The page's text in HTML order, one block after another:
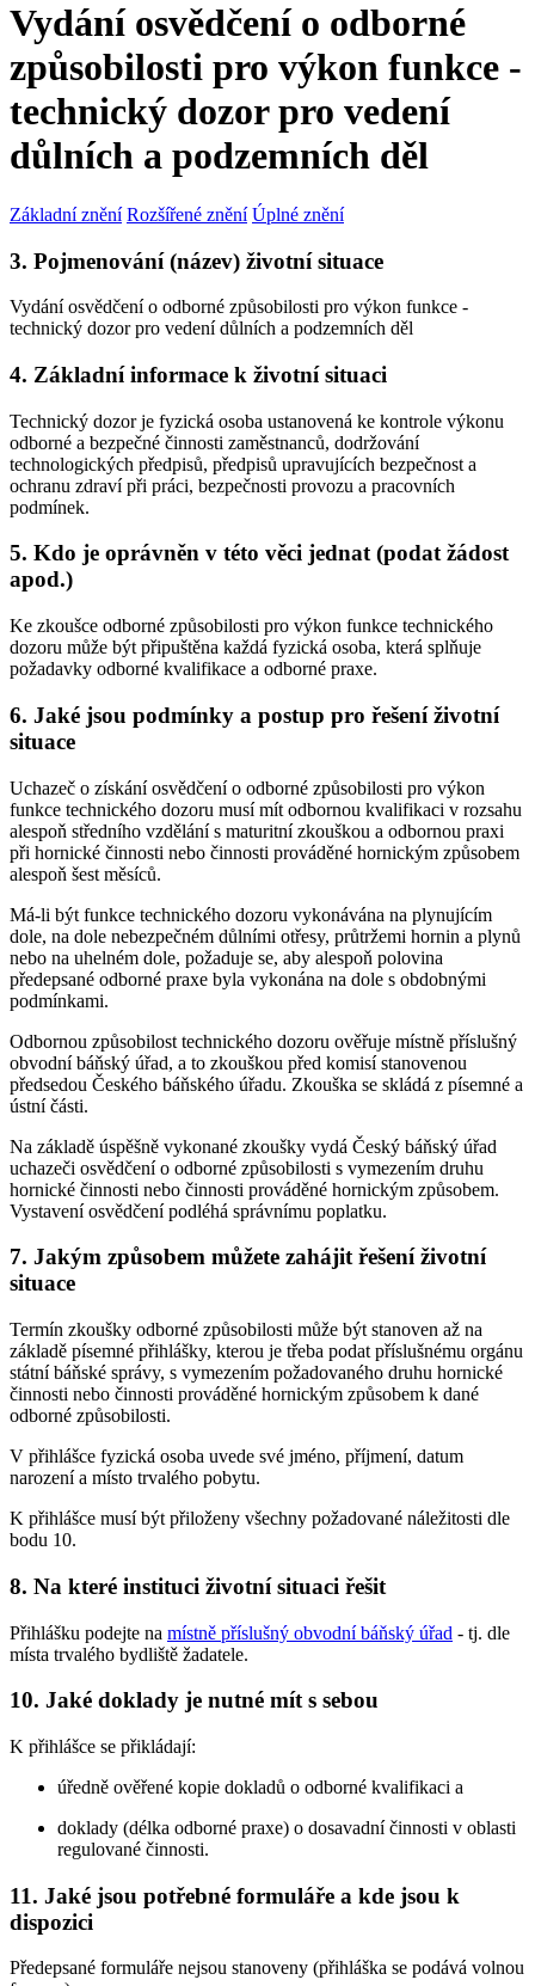
Vydání osvědčení o odborné
způsobilosti pro výkon funkce -
technický dozor pro vedení
důlních a podzemních děl
Základní znění Rozšířené znění Úplné znění
3. Pojmenování (název) životní situace
Vydání osvědčení o odborné způsobilosti pro výkon funkce -
technický dozor pro vedení důlních a podzemních děl
4. Základní informace k životní situaci
Technický dozor je fyzická osoba ustanovená ke kontrole výkonu
odborné a bezpečné činnosti zaměstnanců, dodržování
technologických předpisů, předpisů upravujících bezpečnost a
ochranu zdraví při práci, bezpečnosti provozu a pracovních
podmínek.
5. Kdo je oprávněn v této věci jednat (podat žádost
apod.)
Ke zkoušce odborné způsobilosti pro výkon funkce technického
dozoru může být připuštěna každá fyzická osoba, která splňuje
požadavky odborné kvalifikace a odborné praxe.
6. Jaké jsou podmínky a postup pro řešení životní
situace
Uchazeč o získání osvědčení o odborné způsobilosti pro výkon
funkce technického dozoru musí mít odbornou kvalifikaci v rozsahu
alespoň středního vzdělání s maturitní zkouškou a odbornou praxi
při hornické činnosti nebo činnosti prováděné hornickým způsobem
alespoň šest měsíců.
Má-li být funkce technického dozoru vykonávána na plynujícím
dole, na dole nebezpečném důlními otřesy, průtržemi hornin a plynů
nebo na uhelném dole, požaduje se, aby alespoň polovina
předepsané odborné praxe byla vykonána na dole s obdobnými
podmínkami.
Odbornou způsobilost technického dozoru ověřuje místně příslušný
obvodní báňský úřad, a to zkouškou před komisí stanovenou
předsedou Českého báňského úřadu. Zkouška se skládá z písemné a
ústní části.
Na základě úspěšně vykonané zkoušky vydá Český báňský úřad
uchazeči osvědčení o odborné způsobilosti s vymezením druhu
hornické činnosti nebo činnosti prováděné hornickým způsobem.
Vystavení osvědčení podléhá správnímu poplatku.
7. Jakým způsobem můžete zahájit řešení životní
situace
Termín zkoušky odborné způsobilosti může být stanoven až na
základě písemné přihlášky, kterou je třeba podat příslušnému orgánu
státní báňské správy, s vymezením požadovaného druhu hornické
činnosti nebo činnosti prováděné hornickým způsobem k dané
odborné způsobilosti.
V přihlášce fyzická osoba uvede své jméno, příjmení, datum
narození a místo trvalého pobytu.
K přihlášce musí být přiloženy všechny požadované náležitosti dle
bodu 10.
8. Na které instituci životní situaci řešit
Přihlášku podejte na místně příslušný obvodní báňský úřad - tj. dle
místa trvalého bydliště žadatele.
10. Jaké doklady je nutné mít s sebou
K přihlášce se přikládají:
úředně ověřené kopie dokladů o odborné kvalifikaci a
doklady (délka odborné praxe) o dosavadní činnosti v oblasti
regulované činnosti.
11. Jaké jsou potřebné formuláře a kde jsou k
dispozici
Předepsané formuláře nejsou stanoveny (přihláška se podává volnou